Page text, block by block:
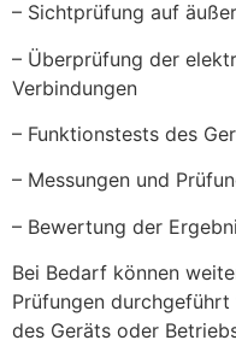
– Sichtprüfung auf
– Überprüfung der
Verbindungen
– Funktionstests des
– Messungen und
– Bewertung der
Bei Bedarf können
Prüfungen
des Geräts oder